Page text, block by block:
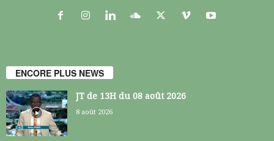
ENCORE PLUS NEWS
JT de 13H du 08 août 2026
8 août 2026